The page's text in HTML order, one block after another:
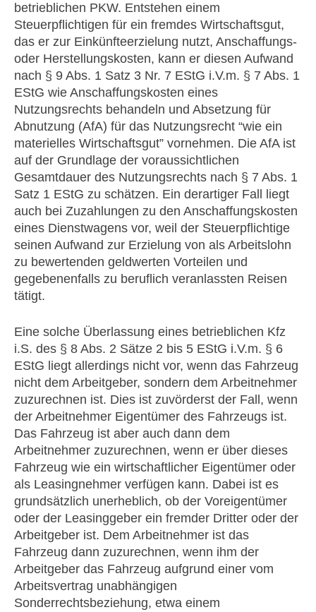
betrieblichen PKW. Entstehen einem
Steuerpflichtigen für ein fremdes Wirtschaftsgut,
das er zur Einkünfteerzielung nutzt, Anschaffungs-
oder Herstellungskosten, kann er diesen Aufwand
nach § 9 Abs. 1 Satz 3 Nr. 7 EStG i.V.m. § 7 Abs. 1
EStG wie Anschaffungskosten eines
Nutzungsrechts behandeln und Absetzung für
Abnutzung (AfA) für das Nutzungsrecht “wie ein
materielles Wirtschaftsgut” vornehmen. Die AfA ist
auf der Grundlage der voraussichtlichen
Gesamtdauer des Nutzungsrechts nach § 7 Abs. 1
Satz 1 EStG zu schätzen. Ein derartiger Fall liegt
auch bei Zuzahlungen zu den Anschaffungskosten
eines Dienstwagens vor, weil der Steuerpflichtige
seinen Aufwand zur Erzielung von als Arbeitslohn
zu bewertenden geldwerten Vorteilen und
gegebenenfalls zu beruflich veranlassten Reisen
tätigt.
Eine solche Überlassung eines betrieblichen Kfz
i.S. des § 8 Abs. 2 Sätze 2 bis 5 EStG i.V.m. § 6
EStG liegt allerdings nicht vor, wenn das Fahrzeug
nicht dem Arbeitgeber, sondern dem Arbeitnehmer
zuzurechnen ist. Dies ist zuvörderst der Fall, wenn
der Arbeitnehmer Eigentümer des Fahrzeugs ist.
Das Fahrzeug ist aber auch dann dem
Arbeitnehmer zuzurechnen, wenn er über dieses
Fahrzeug wie ein wirtschaftlicher Eigentümer oder
als Leasingnehmer verfügen kann. Dabei ist es
grundsätzlich unerheblich, ob der Voreigentümer
oder der Leasinggeber ein fremder Dritter oder der
Arbeitgeber ist. Dem Arbeitnehmer ist das
Fahrzeug dann zuzurechnen, wenn ihm der
Arbeitgeber das Fahrzeug aufgrund einer vom
Arbeitsvertrag unabhängigen
Sonderrechtsbeziehung, etwa einem